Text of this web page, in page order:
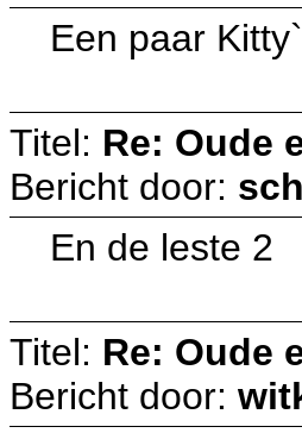
Een paar
Titel: Re: Oude
Bericht door:
En de leste 2
Titel: Re: Oude
Bericht door: